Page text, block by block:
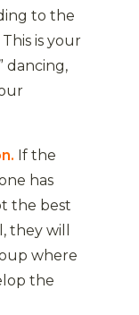
to the
is your
dancing,
If the
has
the best
will
where
the